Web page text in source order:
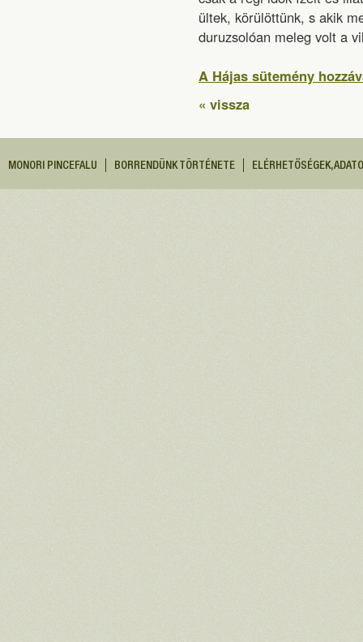
ültek, körülöttünk, s akik
duruzsolóan meleg volt a
A Hájas sütemény
« vissza
MONORI PINCEFALU BORRENDÜNK TÖRTÉNETE ELÉRHETŐSÉGEK,